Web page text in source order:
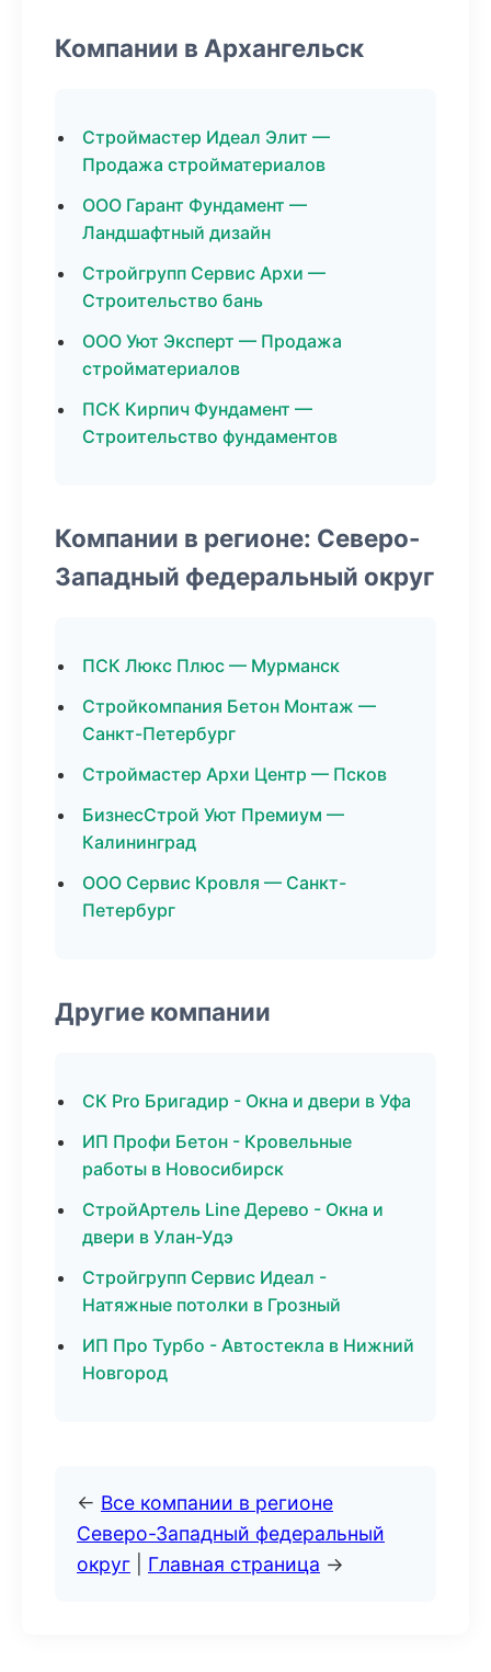
Компании в Архангельск
Строймастер Идеал Элит —
Продажа стройматериалов
ООО Гарант Фундамент —
Ландшафтный дизайн
Стройгрупп Сервис Архи —
Строительство бань
ООО Уют Эксперт — Продажа
стройматериалов
ПСК Кирпич Фундамент —
Строительство фундаментов
Компании в регионе: Северо-
Западный федеральный округ
ПСК Люкс Плюс — Мурманск
Стройкомпания Бетон Монтаж —
Санкт-Петербург
Строймастер Архи Центр — Псков
БизнесСтрой Уют Премиум —
Калининград
ООО Сервис Кровля — Санкт-
Петербург
Другие компании
СК Pro Бригадир - Окна и двери в Уфа
ИП Профи Бетон - Кровельные
работы в Новосибирск
СтройАртель Line Дерево - Окна и
двери в Улан-Удэ
Стройгрупп Сервис Идеал -
Натяжные потолки в Грозный
ИП Про Турбо - Автостекла в Нижний
Новгород
← Все компании в регионе
Северо-Западный федеральный
округ
Главная страница →